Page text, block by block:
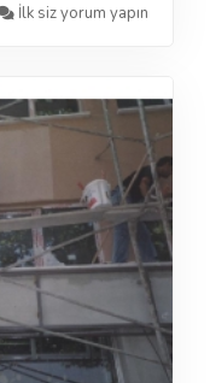
İlk siz yorum yapın